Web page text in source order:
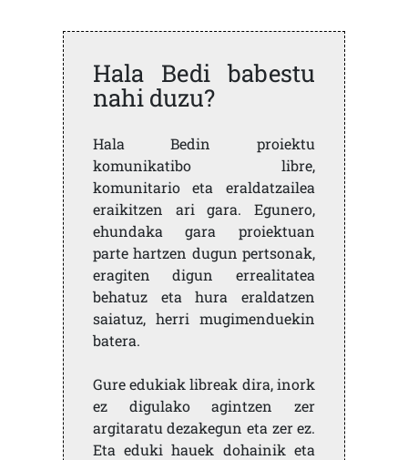
Hala Bedi babestu
nahi duzu?
Hala Bedin proiektu
komunikatibo libre,
komunitario eta eraldatzailea
eraikitzen ari gara. Egunero,
ehundaka gara proiektuan
parte hartzen dugun pertsonak,
eragiten digun errealitatea
behatuz eta hura eraldatzen
saiatuz, herri mugimenduekin
batera.
Gure edukiak libreak dira, inork
ez digulako agintzen zer
argitaratu dezakegun eta zer ez.
Eta eduki hauek dohainik eta